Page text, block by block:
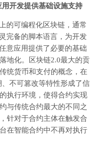
开发提供基础设施支持
的可编程化区块链，通常
完备的脚本语言，为开发
意应用提供了必要的基础
地化。区块链2.0最大的贡
统货币和支付的概念，在
不可篡改等特性形成了信
执行环境，使得合约实现
与传统合约最大的不同之
针对于合约主体在触发合
在智能合约中不再对执行